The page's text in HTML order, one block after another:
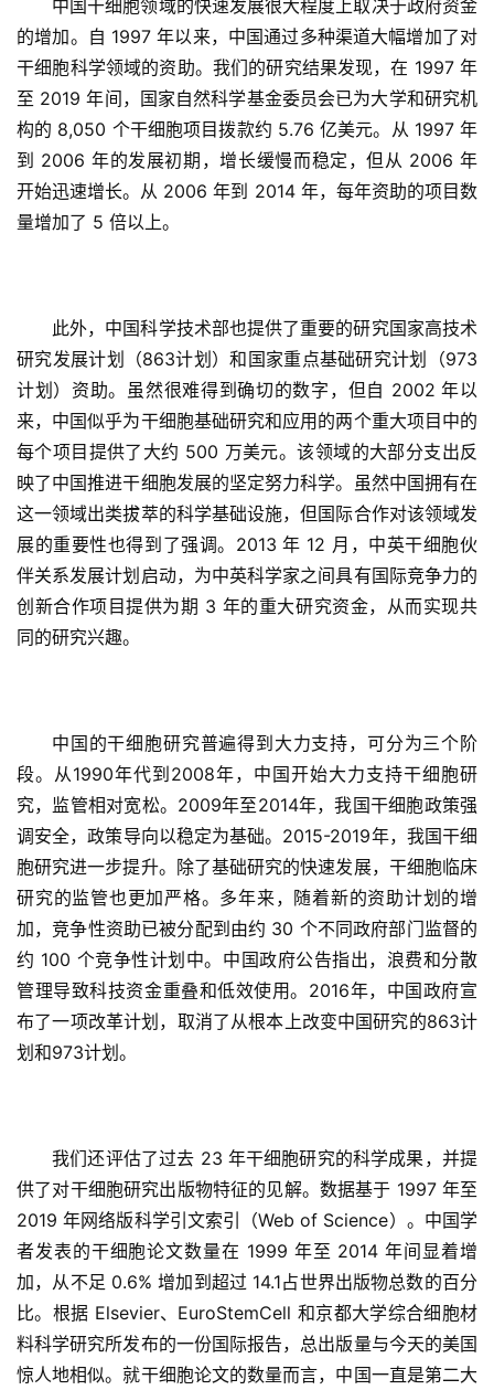
中国干细胞领域的快速发展很大程度上取决于政府资金
的增加。自 1997 年以来，中国通过多种渠道大幅增加了对
干细胞科学领域的资助。我们的研究结果发现，在 1997 年
至 2019 年间，国家自然科学基金委员会已为大学和研究机
构的 8,050 个干细胞项目拨款约 5.76 亿美元。从 1997 年
到 2006 年的发展初期，增长缓慢而稳定，但从 2006 年
开始迅速增长。从 2006 年到 2014 年，每年资助的项目数
量增加了 5 倍以上。
此外，中国科学技术部也提供了重要的研究国家高技术
研究发展计划（863计划）和国家重点基础研究计划（973
计划）资助。虽然很难得到确切的数字，但自 2002 年以
来，中国似乎为干细胞基础研究和应用的两个重大项目中的
每个项目提供了大约 500 万美元。该领域的大部分支出反
映了中国推进干细胞发展的坚定努力科学。虽然中国拥有在
这一领域出类拔萃的科学基础设施，但国际合作对该领域发
展的重要性也得到了强调。2013 年 12 月，中英干细胞伙
伴关系发展计划启动，为中英科学家之间具有国际竞争力的
创新合作项目提供为期 3 年的重大研究资金，从而实现共
同的研究兴趣。
中国的干细胞研究普遍得到大力支持，可分为三个阶
段。从1990年代到2008年，中国开始大力支持干细胞研
究，监管相对宽松。2009年至2014年，我国干细胞政策强
调安全，政策导向以稳定为基础。2015-2019年，我国干细
胞研究进一步提升。除了基础研究的快速发展，干细胞临床
研究的监管也更加严格。多年来，随着新的资助计划的增
加，竞争性资助已被分配到由约 30 个不同政府部门监督的
约 100 个竞争性计划中。中国政府公告指出，浪费和分散
管理导致科技资金重叠和低效使用。2016年，中国政府宣
布了一项改革计划，取消了从根本上改变中国研究的863计
划和973计划。
我们还评估了过去 23 年干细胞研究的科学成果，并提
供了对干细胞研究出版物特征的见解。数据基于 1997 年至
2019 年网络版科学引文索引（Web of Science）。中国学
者发表的干细胞论文数量在 1999 年至 2014 年间显着增
加，从不足 0.6% 增加到超过 14.1占世界出版物总数的百分
比。根据 Elsevier、EuroStemCell 和京都大学综合细胞材
料科学研究所发布的一份国际报告，总出版量与今天的美国
惊人地相似。就干细胞论文的数量而言，中国一直是第二大